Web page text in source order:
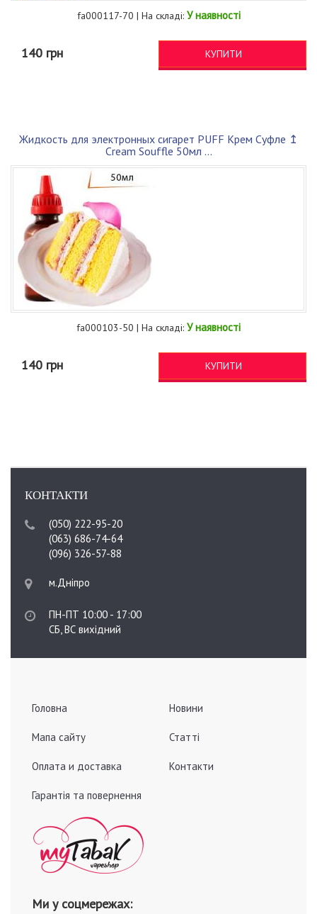
fa000117-70 | На складі: У наявності
140 грн КУПИТИ
Жидкость для электронных сигарет PUFF Крем Суфле ↥
Cream Souffle 50мл ...
fa000103-50 | На складі: У наявності
140 грн КУПИТИ
КОНТАКТИ
(050) 222-95-20
(063) 686-74-64
(096) 326-57-88
м.Дніпро
ПН-ПТ 10:00 - 17:00
СБ, ВС вихідний
Головна
Мапа сайту
Оплата и доставка
Гарантія та повернення
Новини
Статті
Контакти
Ми у соцмережах: